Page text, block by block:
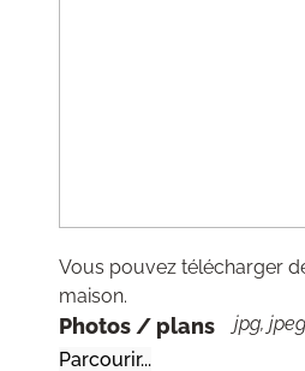
Vous pouvez télécharger
maison.
Photos / plans jpg,